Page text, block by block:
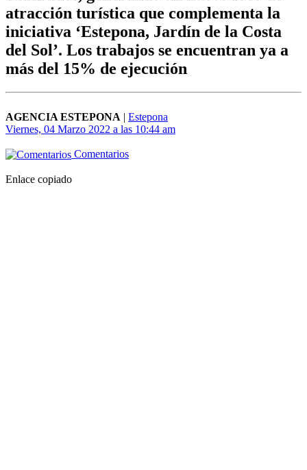
atracción turística que complementa la
iniciativa ‘Estepona, Jardín de la Costa
del Sol’. Los trabajos se encuentran ya a
más del 15% de ejecución
AGENCIA ESTEPONA | Estepona
Viernes, 04 Marzo 2022 a las 10:44 am
Comentarios
Enlace copiado